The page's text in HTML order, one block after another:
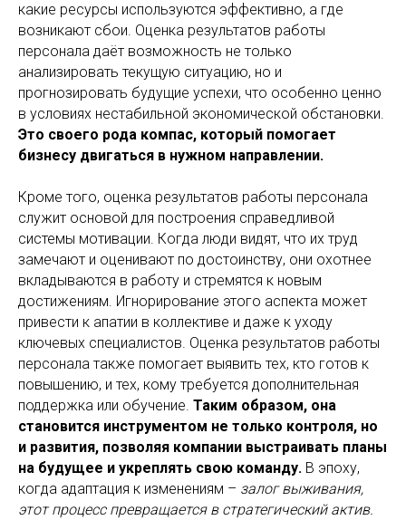
какие ресурсы используются эффективно, а где
возникают сбои. Оценка результатов работы
персонала даёт возможность не только
анализировать текущую ситуацию, но и
прогнозировать будущие успехи, что особенно ценно
в условиях нестабильной экономической обстановки.
Это своего рода компас, который помогает
бизнесу двигаться в нужном направлении.
Кроме того, оценка результатов работы персонала
служит основой для построения справедливой
системы мотивации. Когда люди видят, что их труд
замечают и оценивают по достоинству, они охотнее
вкладываются в работу и стремятся к новым
достижениям. Игнорирование этого аспекта может
привести к апатии в коллективе и даже к уходу
ключевых специалистов. Оценка результатов работы
персонала также помогает выявить тех, кто готов к
повышению, и тех, кому требуется дополнительная
поддержка или обучение. Таким образом, она
становится инструментом не только контроля, но
и развития, позволяя компании выстраивать планы
на будущее и укреплять свою команду. В эпоху,
когда адаптация к изменениям – залог выживания,
этот процесс превращается в стратегический актив.